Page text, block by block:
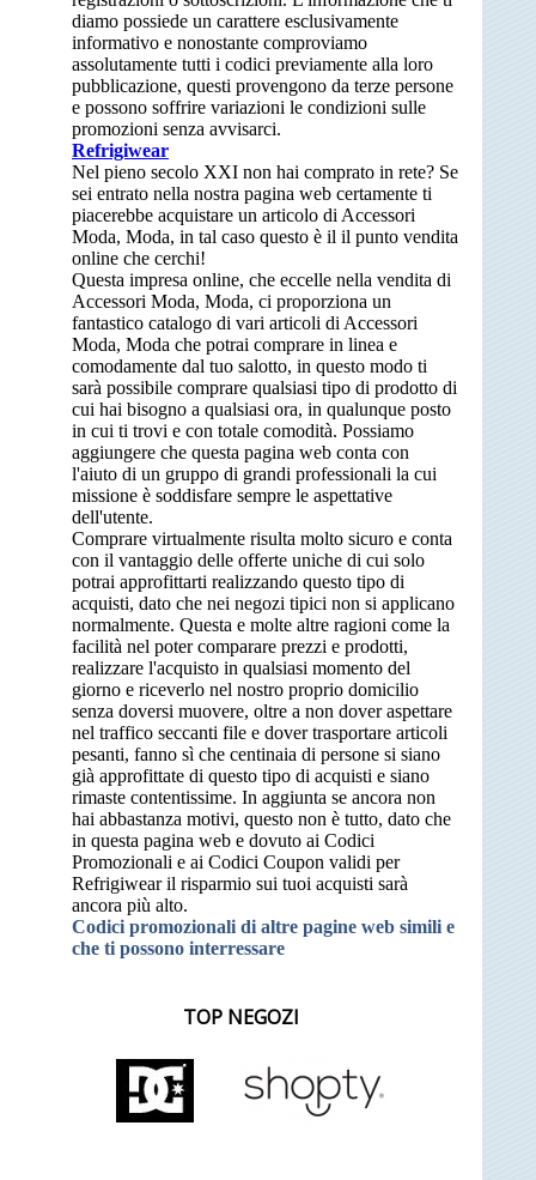
diamo possiede un carattere esclusivamente
informativo e nonostante comproviamo
assolutamente tutti i codici previamente alla loro
pubblicazione, questi provengono da terze persone
e possono soffrire variazioni le condizioni sulle
promozioni senza avvisarci.
Refrigiwear
Nel pieno secolo XXI non hai comprato in rete? Se
sei entrato nella nostra pagina web certamente ti
piacerebbe acquistare un articolo di Accessori
Moda, Moda, in tal caso questo è il il punto vendita
online che cerchi!
Questa impresa online, che eccelle nella vendita di
Accessori Moda, Moda, ci proporziona un
fantastico catalogo di vari articoli di Accessori
Moda, Moda che potrai comprare in linea e
comodamente dal tuo salotto, in questo modo ti
sarà possibile comprare qualsiasi tipo di prodotto di
cui hai bisogno a qualsiasi ora, in qualunque posto
in cui ti trovi e con totale comodità. Possiamo
aggiungere che questa pagina web conta con
l'aiuto di un gruppo di grandi professionali la cui
missione è soddisfare sempre le aspettative
dell'utente.
Comprare virtualmente risulta molto sicuro e conta
con il vantaggio delle offerte uniche di cui solo
potrai approfittarti realizzando questo tipo di
acquisti, dato che nei negozi tipici non si applicano
normalmente. Questa e molte altre ragioni come la
facilità nel poter comparare prezzi e prodotti,
realizzare l'acquisto in qualsiasi momento del
giorno e riceverlo nel nostro proprio domicilio
senza doversi muovere, oltre a non dover aspettare
nel traffico seccanti file e dover trasportare articoli
pesanti, fanno sì che centinaia di persone si siano
già approfittate di questo tipo di acquisti e siano
rimaste contentissime. In aggiunta se ancora non
hai abbastanza motivi, questo non è tutto, dato che
in questa pagina web e dovuto ai Codici
Promozionali e ai Codici Coupon validi per
Refrigiwear il risparmio sui tuoi acquisti sarà
ancora più alto.
Codici promozionali di altre pagine web simili e
che ti possono interressare
TOP NEGOZI